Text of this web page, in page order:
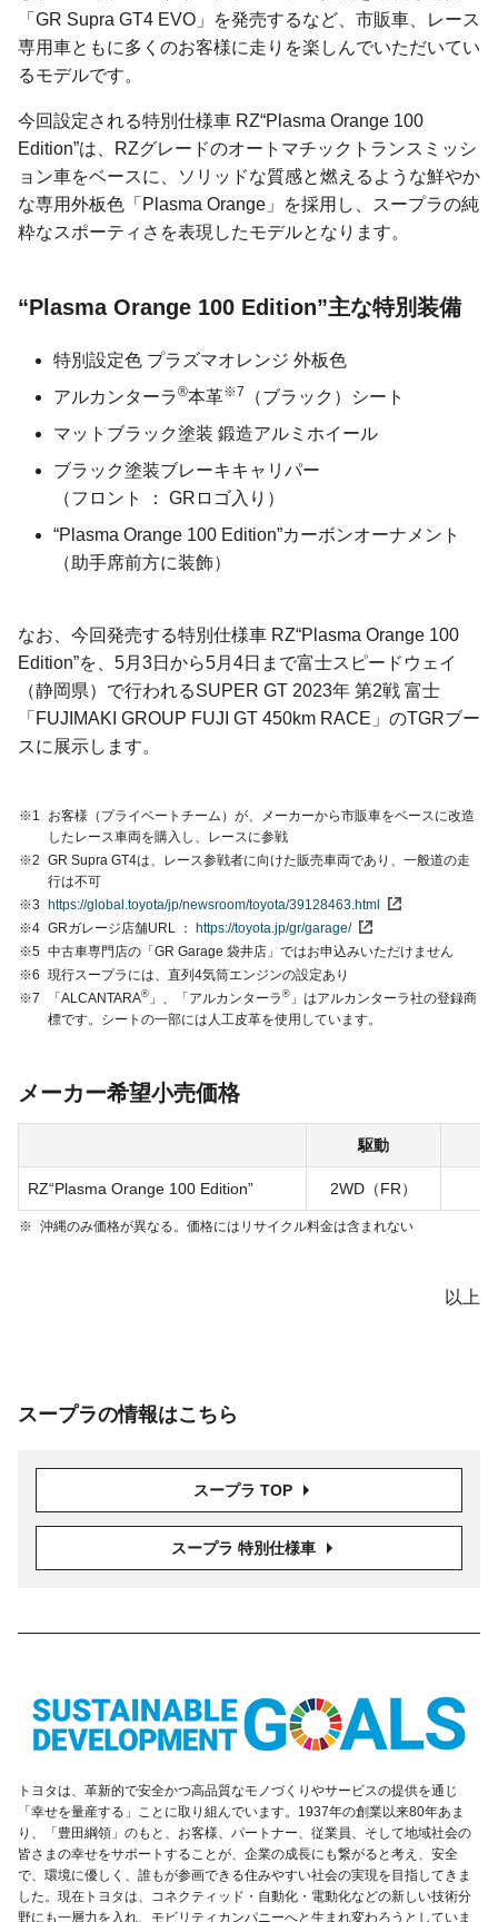
「GR Supra GT4 EVO」を発売するなど、市販車、レース
専用車ともに多くのお客様に走りを楽しんでいただいてい
るモデルです。
今回設定される特別仕様車 RZ“Plasma Orange 100
Edition”は、RZグレードのオートマチックトランスミッシ
ョン車をベースに、ソリッドな質感と燃えるような鮮やか
な専用外板色「Plasma Orange」を採用し、スープラの純
粋なスポーティさを表現したモデルとなります。
“Plasma Orange 100 Edition”主な特別装備
特別設定色 プラズマオレンジ 外板色
アルカンターラ®本革※7
（ブラック）シート
マットブラック塗装 鍛造アルミホイール
ブラック塗装ブレーキキャリパー
（フロント ： GRロゴ入り）
“Plasma Orange 100 Edition”カーボンオーナメント
（助手席前方に装飾）
なお、今回発売する特別仕様車 RZ“Plasma Orange 100
Edition”を、5月3日から5月4日まで富士スピードウェイ
（静岡県）で行われるSUPER GT 2023年 第2戦 富士
「FUJIMAKI GROUP FUJI GT 450km RACE」のTGRブー
スに展示します。
※1
お客様（プライベートチーム）が、メーカーから市販車をベースに改造
したレース車両を購入し、レースに参戦
※2 GR Supra GT4は、レース参戦者に向けた販売車両であり、一般道の走
行は不可
※3 https://global.toyota/jp/newsroom/toyota/39128463.html
※4 GRガレージ店舗URL
https://toyota.jp/gr/garage/
※5 中古車専門店の「GR Garage 袋井店」ではお申込みいただけません
※6 現行スープラには、直列4気筒エンジンの設定あり
※7
「ALCANTARA® 」、「アルカンターラ ® 」はアルカンターラ社の登録商
標です。シートの一部には人工皮革を使用しています。
メーカー希望小売価格
駆動
RZ“Plasma Orange 100 Edition” 2WD（FR）
※ 沖縄のみ価格が異なる。 価格にはリサイクル料金は含まれない
以上
スープラの情報はこちら
スープラ TOP
スープラ 特別仕様車
トヨタは、革新的で安全かつ高品質なモノづくりやサービスの提供を通じ
「幸せを量産する」ことに取り組んでいます。1937年の創業以来80年あま
り、「豊田綱領」のもと、お客様、パートナー、従業員、そして地域社会の
皆さまの幸せをサポートすることが、企業の成長にも繋がると考え、安全
で、環境に優しく、誰もが参画できる住みやすい社会の実現を目指してきま
した。現在トヨタは、コネクティッド・自動化・電動化などの新しい技術分
野にも一層力を入れ、モビリティカンパニーへと生まれ変わろうとしていま